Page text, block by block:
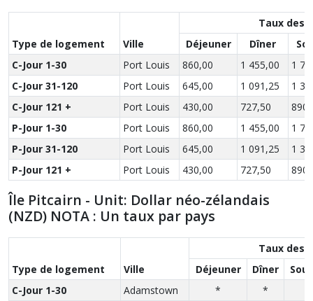
Type de logement Ville
Taux des
Déjeuner
Dîner
C-Jour 1-30
Port Louis 860,00 1 455,00
1
C-Jour 31-120
Port Louis 645,00 1 091,25
1
C-Jour 121 +
Port Louis 430,00 727,50
P-Jour 1-30
Port Louis 860,00 1 455,00
1
P-Jour 31-120
Port Louis 645,00 1 091,25
1
P-Jour 121 +
Port Louis 430,00 727,50
Île Pitcairn - Unit: Dollar néo-zélandais
(NZD) NOTA : Un taux par pays
Type de logement Ville
Taux des
Déjeuner
Dîner
C-Jour 1-30
Adamstown * *